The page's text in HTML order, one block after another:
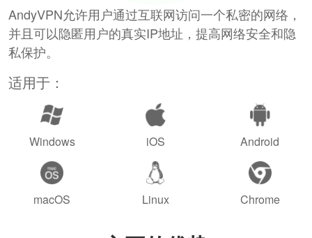
AndyVPN允许用户通过互联网访问一个私密的网络，
并且可以隐匿用户的真实IP地址，提高网络安全和隐
私保护。
适用于：
Windows iOS Android
macOS Linux Chrome